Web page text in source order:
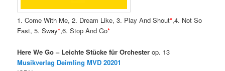
1. Come With Me, 2. Dream Like, 3. Play And Shout*,4. Not So
Fast, 5. Sway*,6. Stop And Go*
Here We Go – Leichte Stücke für Orchesterop. 13
Musikverlag Deimling MVD 20201